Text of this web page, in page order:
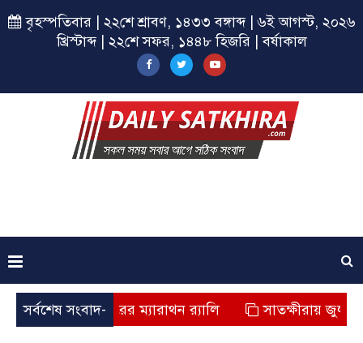
বৃহস্পতিবার | ২২শে শ্রাবণ, ১৪৩৩ বঙ্গাব্দ | ৬ই আগস্ট, ২০২৬
খ্রিস্টাব্দ | ২২শে সফর, ১৪৪৮ হিজরি | বর্ষাকাল
সর্বশেষ সংবাদ-ম্যারাথন র‌্যালি সাতক্ষীরায় জুলাই